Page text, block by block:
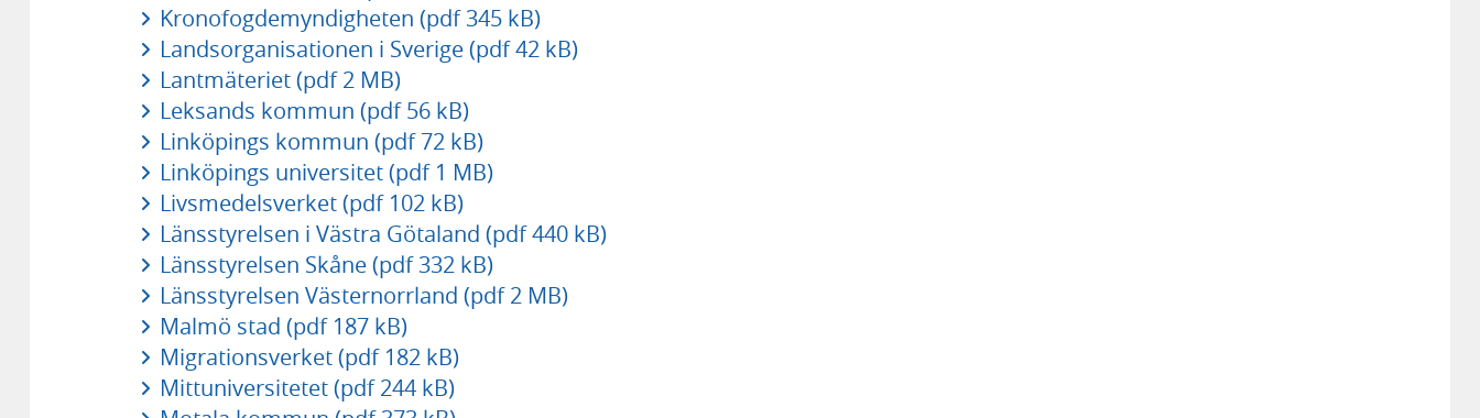
Kronofogdemyndigheten (pdf 345 kB)
Landsorganisationen i Sverige (pdf 42 kB)
Lantmäteriet (pdf 2 MB)
Leksands kommun (pdf 56 kB)
Linköpings kommun (pdf 72 kB)
Linköpings universitet (pdf 1 MB)
Livsmedelsverket (pdf 102 kB)
Länsstyrelsen i Västra Götaland (pdf 440 kB)
Länsstyrelsen Skåne (pdf 332 kB)
Länsstyrelsen Västernorrland (pdf 2 MB)
Malmö stad (pdf 187 kB)
Migrationsverket (pdf 182 kB)
Mittuniversitetet (pdf 244 kB)